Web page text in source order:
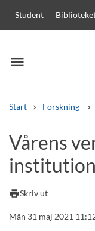
Student
menu
Meny
Start Forskning
Andra
Kurser och
Vårens
printSkriv ut
Mån 31 maj 2021